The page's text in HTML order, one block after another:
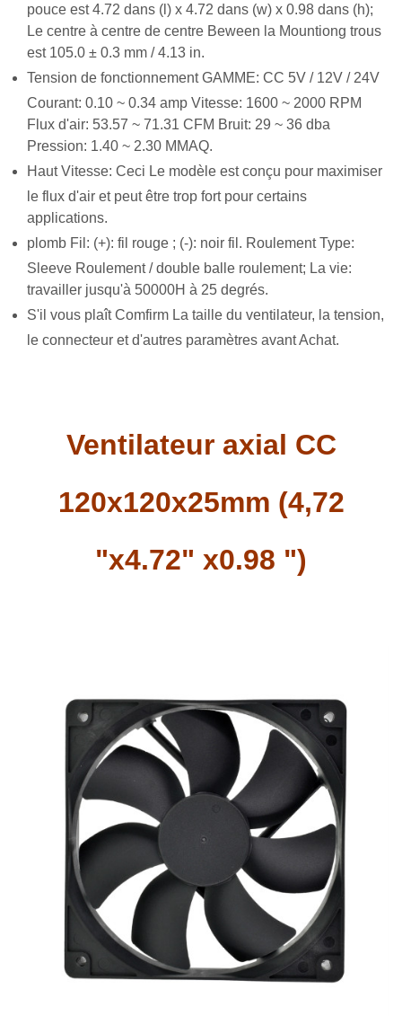
pouce est 4.72 dans (l) x 4.72 dans (w) x 0.98 dans (h);
Le centre à centre de centre Beween la Mountiong trous
est 105.0 ± 0.3 mm / 4.13 in.
Tension de fonctionnement GAMME: CC 5V / 12V / 24V
Courant: 0.10 ~ 0.34 amp Vitesse: 1600 ~ 2000 RPM
Flux d'air: 53.57 ~ 71.31 CFM Bruit: 29 ~ 36 dba
Pression: 1.40 ~ 2.30 MMAQ.
Haut Vitesse: Ceci Le modèle est conçu pour maximiser
le flux d'air et peut être trop fort pour certains
applications.
plomb Fil: (+): fil rouge ; (-): noir fil. Roulement Type:
Sleeve Roulement / double balle roulement; La vie:
travailler jusqu'à 50000H à 25 degrés.
S'il vous plaît Comfirm La taille du ventilateur, la tension,
le connecteur et d'autres paramètres avant Achat.
Ventilateur axial CC
120x120x25mm (4,72
"x4.72" x0.98 ")